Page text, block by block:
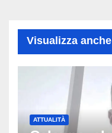
Visualizza anche
ATTUALITÀ